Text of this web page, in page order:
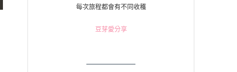
每次旅程都會有不同收穫
豆芽愛分享